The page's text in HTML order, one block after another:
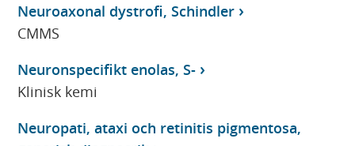
Neuroaxonal dystrofi, Schindler
CMMS
Neuronspecifikt enolas, S-
Klinisk kemi
Neuropati, ataxi och retinitis pigmentosa,